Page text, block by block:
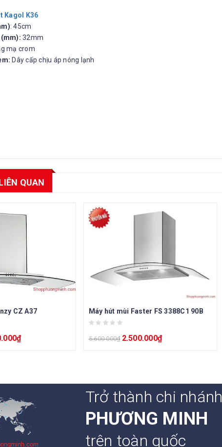
Kagol K36
: 45cm
32mm
mạ crom
Dây cấp chịu áp nóng lạnh
QUAN
CZ A37
₫
Máy hút mùi Faster FS 3388C1 90B
5.600.000₫ 2.500.000₫
Trở thành chi nhánh
PHƯƠNG MINH
trên toàn quốc